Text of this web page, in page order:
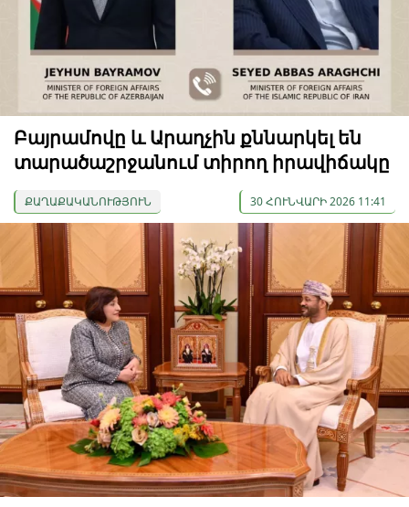
Բայրամովը և Արաղչին քննարկել են
տարածաշրջանում տիրող իրավիճակը
ՔԱՂԱՔԱԿԱՆՈՒԹՅՈՒՆ 30 ՀՈՒՆՎԱՐԻ 2026 11:41